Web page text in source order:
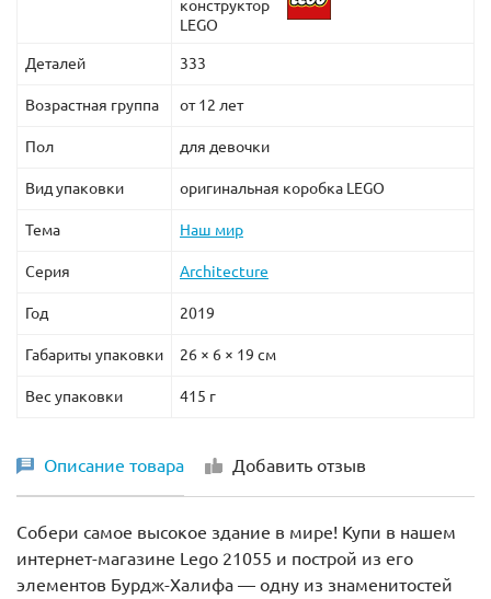
конструктор
LEGO
Деталей 333
Возрастная группа от 12 лет
Пол для девочки
Вид упаковки оригинальная коробка LEGO
Тема Наш мир
Серия Architecture
Год 2019
Габариты упаковки 26 × 6 × 19 см
Вес упаковки 415 г
Описание товара Добавить отзыв
Собери самое высокое здание в мире! Купи в нашем
интернет-магазине Lego 21055 и построй из его
элементов Бурдж-Халифа — одну из знаменитостей